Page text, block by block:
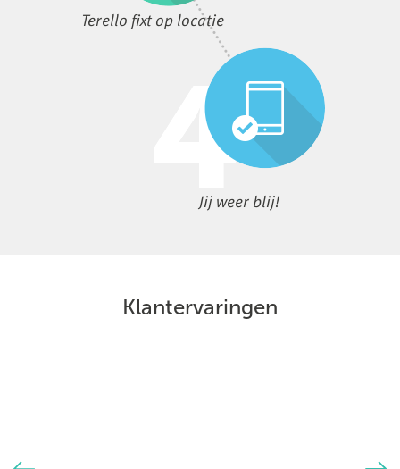
Terello fixt op locatie
Jij weer blij!
Klantervaringen